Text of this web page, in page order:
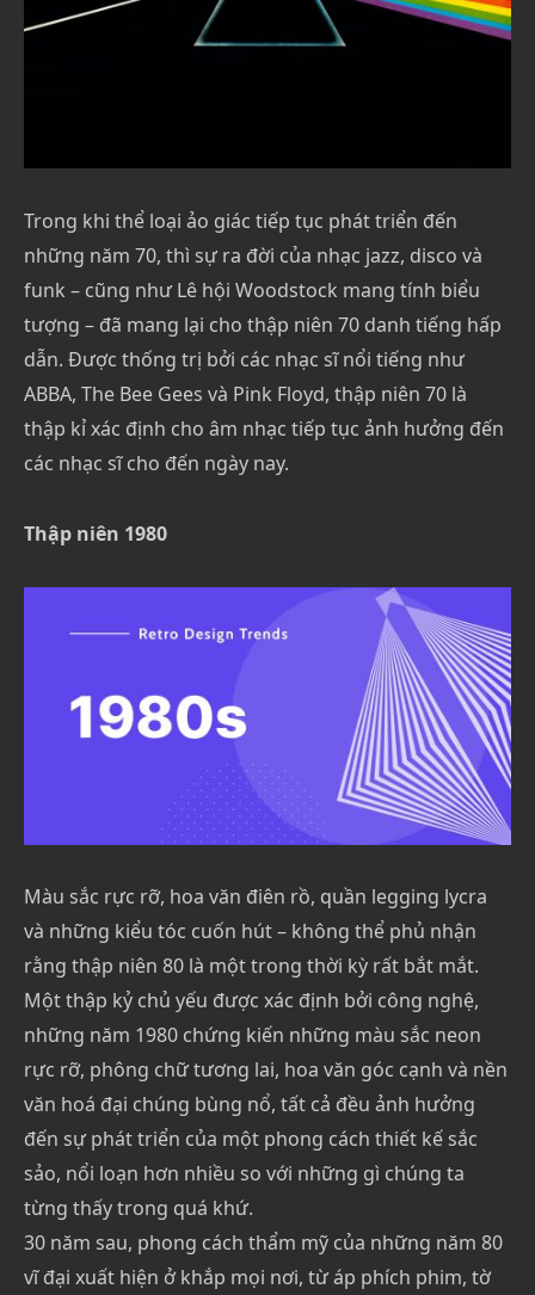
Trong khi thể loại ảo giác tiếp tục phát triển đến
những năm 70, thì sự ra đời của nhạc jazz, disco và
funk – cũng như Lê hội Woodstock mang tính biểu
tượng – đã mang lại cho thập niên 70 danh tiếng hấp
dẫn. Được thống trị bởi các nhạc sĩ nổi tiếng như
ABBA, The Bee Gees và Pink Floyd, thập niên 70 là
thập kỉ xác định cho âm nhạc tiếp tục ảnh hưởng đến
các nhạc sĩ cho đến ngày nay.
Thập niên 1980
Màu sắc rực rỡ, hoa văn điên rồ, quần legging lycra
và những kiểu tóc cuốn hút – không thể phủ nhận
rằng thập niên 80 là một trong thời kỳ rất bắt mắt.
Một thập kỷ chủ yếu được xác định bởi công nghệ,
những năm 1980 chứng kiến những màu sắc neon
rực rỡ, phông chữ tương lai, hoa văn góc cạnh và nền
văn hoá đại chúng bùng nổ, tất cả đều ảnh hưởng
đến sự phát triển của một phong cách thiết kế sắc
sảo, nổi loạn hơn nhiều so với những gì chúng ta
từng thấy trong quá khứ.
30 năm sau, phong cách thẩm mỹ của những năm 80
vĩ đại xuất hiện ở khắp mọi nơi, từ áp phích phim, tờ